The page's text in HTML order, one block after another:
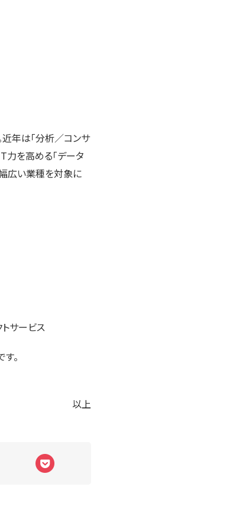
年は「分析／コンサ
力を高める「データ
広い業種を対象に
サービス
。
以上